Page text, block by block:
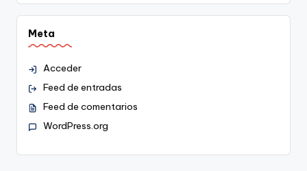
Meta
Acceder
Feed de entradas
Feed de comentarios
WordPress.org